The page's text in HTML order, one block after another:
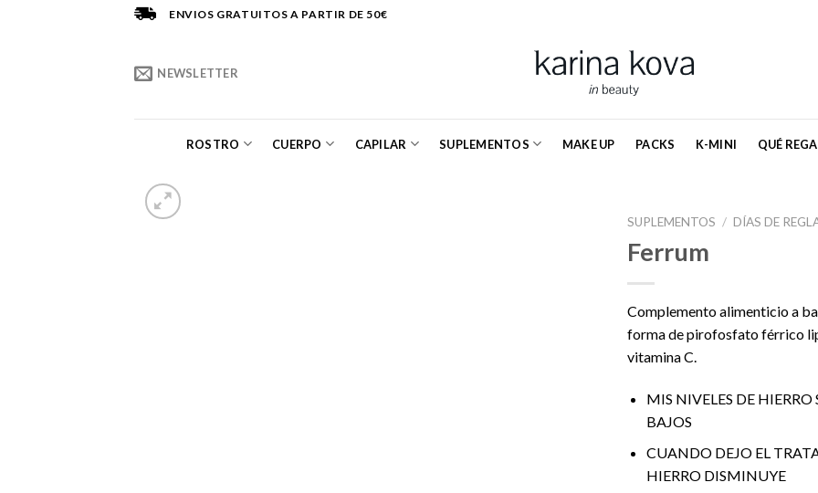
ENVIOS GRATUITOS A PARTIR DE 50€
NEWSLETTER
ROSTRO CUERPO CAPILAR SUPLEMENTOS MAKE UP PACKS K-MINI QUÉ
SUPLEMENTOS / DÍAS DE
Ferrum
Complemento alimenticio a
forma de pirofosfato férrico
vitamina C.
MIS NIVELES DE
BAJOS
CUANDO DEJO EL
HIERRO DISMINUYE